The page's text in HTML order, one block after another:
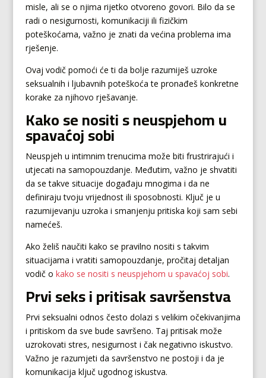
misle, ali se o njima rijetko otvoreno govori. Bilo da se
radi o nesigurnosti, komunikaciji ili fizičkim
poteškoćama, važno je znati da većina problema ima
rješenje.
Ovaj vodič pomoći će ti da bolje razumiješ uzroke
seksualnih i ljubavnih poteškoća te pronađeš konkretne
korake za njihovo rješavanje.
Kako se nositi s neuspjehom u
spavaćoj sobi
Neuspjeh u intimnim trenucima može biti frustrirajući i
utjecati na samopouzdanje. Međutim, važno je shvatiti
da se takve situacije događaju mnogima i da ne
definiraju tvoju vrijednost ili sposobnosti. Ključ je u
razumijevanju uzroka i smanjenju pritiska koji sam sebi
namećeš.
Ako želiš naučiti kako se pravilno nositi s takvim
situacijama i vratiti samopouzdanje, pročitaj detaljan
vodič o kako se nositi s neuspjehom u spavaćoj sobi.
Prvi seks i pritisak savršenstva
Prvi seksualni odnos često dolazi s velikim očekivanjima
i pritiskom da sve bude savršeno. Taj pritisak može
uzrokovati stres, nesigurnost i čak negativno iskustvo.
Važno je razumjeti da savršenstvo ne postoji i da je
komunikacija ključ ugodnog iskustva.